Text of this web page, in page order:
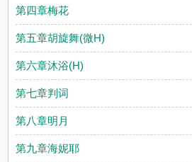
第四章梅花
第五章胡旋舞(微H)
第六章沐浴(H)
第七章判词
第八章明月
第九章海妮耶